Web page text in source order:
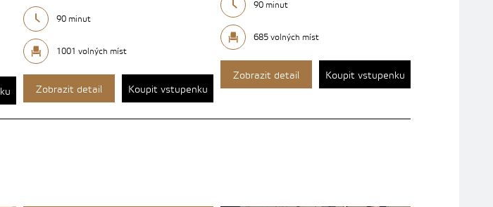
90 minut
1001 volných míst
Zobrazit detail Koupit vstupenku
90 minut
685 volných míst
Zobrazit detail Koupit vstupenku